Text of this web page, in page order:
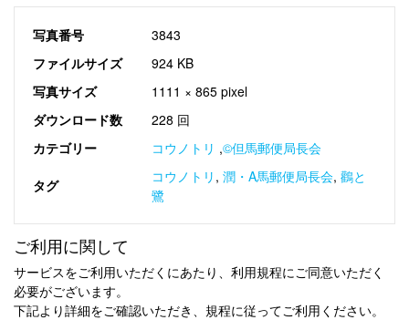
写真番号
3843
ファイルサイズ
924 KB
写真サイズ
1111 × 865 pixel
ダウンロード数
228 回
カテゴリー
コウノトリ ,©但馬郵便局長会
タグ コウノトリ , 潤・A馬郵便局長会, 鸛と
鷺
ご利用に関して
サービスをご利用いただくにあたり、利用規程にご同意いただく
必要がございます。
下記より詳細をご確認いただき、規程に従ってご利用ください。